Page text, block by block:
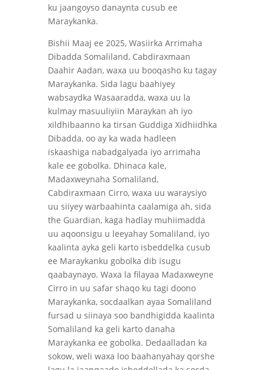
ku jaangoyso danaynta cusub ee
Maraykanka.
Bishii Maaj ee 2025, Wasiirka Arrimaha
Dibadda Somaliland, Cabdiraxmaan
Daahir Aadan, waxa uu booqasho ku tagay
Maraykanka. Sida lagu baahiyey
wabsaydka Wasaaradda, waxa uu la
kulmay masuuliyiin Maraykan ah iyo
xildhibaanno ka tirsan Guddiga Xidhiidhka
Dibadda, oo ay ka wada hadleen
iskaashiga nabadgalyada iyo arrimaha
kale ee gobolka. Dhinaca kale,
Madaxweynaha Somaliland,
Cabdiraxmaan Cirro, waxa uu waraysiyo
uu siiyey warbaahinta caalamiga ah, sida
the Guardian, kaga hadlay muhiimadda
uu aqoonsigu u leeyahay Somaliland, iyo
kaalinta ayka geli karto isbeddelka cusub
ee Maraykanku gobolka dib isugu
qaabaynayo. Waxa la filayaa Madaxweyne
Cirro in uu safar shaqo ku tagi doono
Maraykanka, socdaalkan ayaa Somaliland
fursad u siinaya soo bandhigidda kaalinta
Somaliland ka geli karto danaha
Maraykanka ee gobolka. Dedaalladan ka
sokow, weli waxa loo baahanyahay qorshe